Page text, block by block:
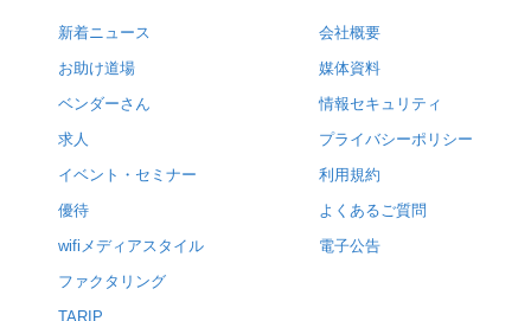
新着ニュース
お助け道場
ベンダーさん
求人
イベント・セミナー
優待
wifiメディアスタイル
ファクタリング
TARIP
会社概要
媒体資料
情報セキュリティ
プライバシーポリシー
利用規約
よくあるご質問
電子公告